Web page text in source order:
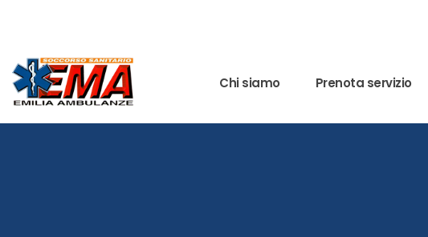
Chi siamo Prenota servizio